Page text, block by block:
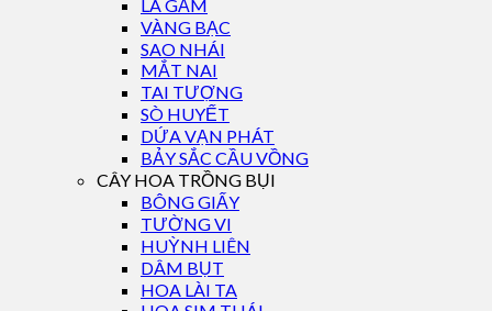
LÁ GẤM
VÀNG BẠC
SAO NHÁI
MẮT NAI
TAI TƯỢNG
SÒ HUYẾT
DỨA VẠN PHÁT
BẢY SẮC CẦU VỒNG
CÂY HOA TRỒNG BỤI
BÔNG GIẤY
TƯỜNG VI
HUỲNH LIÊN
DÂM BỤT
HOA LÀI TA